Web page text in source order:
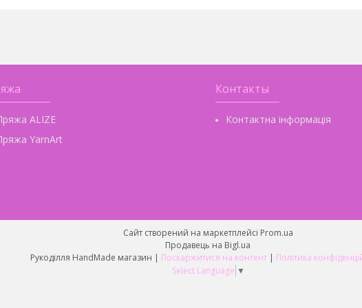
ALIZE
YarnArt
Контакты
Контактна інформація
Сайт створений на маркетплейсі Prom.ua
Продавець на Bigl.ua
Рукоділля HandMade магазин | Поскаржитися на контент | Політика
Select Language ▼